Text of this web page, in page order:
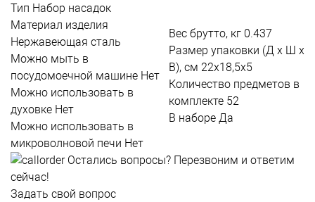
Тип Набор насадок
Материал изделия
Нержавеющая сталь
Можно мыть в
посудомоечной машине Нет
Можно использовать в
духовке Нет
Можно использовать в
микроволновой печи Нет
Вес брутто, кг 0.437
Размер упаковки (Д х Ш х
В), см 22х18,5х5
Количество предметов в
комплекте 52
В наборе Да
Остались вопросы? Перезвоним и ответим
сейчас!
Задать свой вопрос